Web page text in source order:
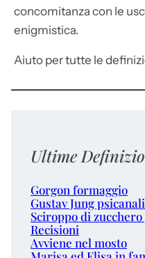
concomitanza con le
enigmistica.
Aiuto per tutte le
Ultime
Gorgon formaggio
Gustav Jung
Sciroppo di
Recisioni
Avviene nel mosto